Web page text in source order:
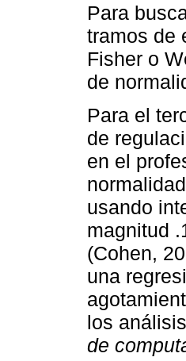
Para
tramos de
Fisher o
de
Para el
de
en el
usando
magnitud
(Cohen,
una
los
de